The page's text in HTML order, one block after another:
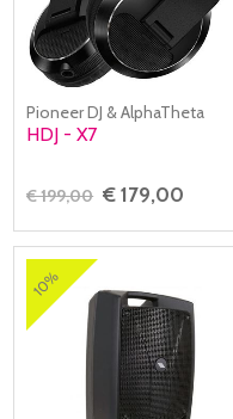
Pioneer DJ & AlphaTheta
HDJ - X7
€ 199,00 € 179,00
10%